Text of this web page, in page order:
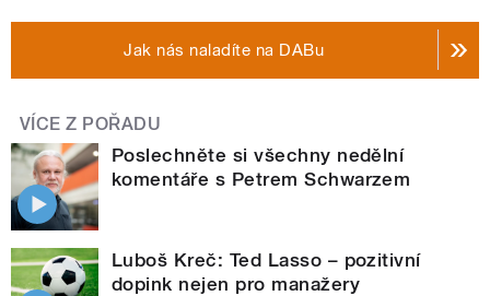
Jak nás naladíte na DABu
VÍCE Z POŘADU
Poslechněte si všechny nedělní
komentáře s Petrem Schwarzem
Luboš Kreč: Ted Lasso – pozitivní
dopink nejen pro manažery